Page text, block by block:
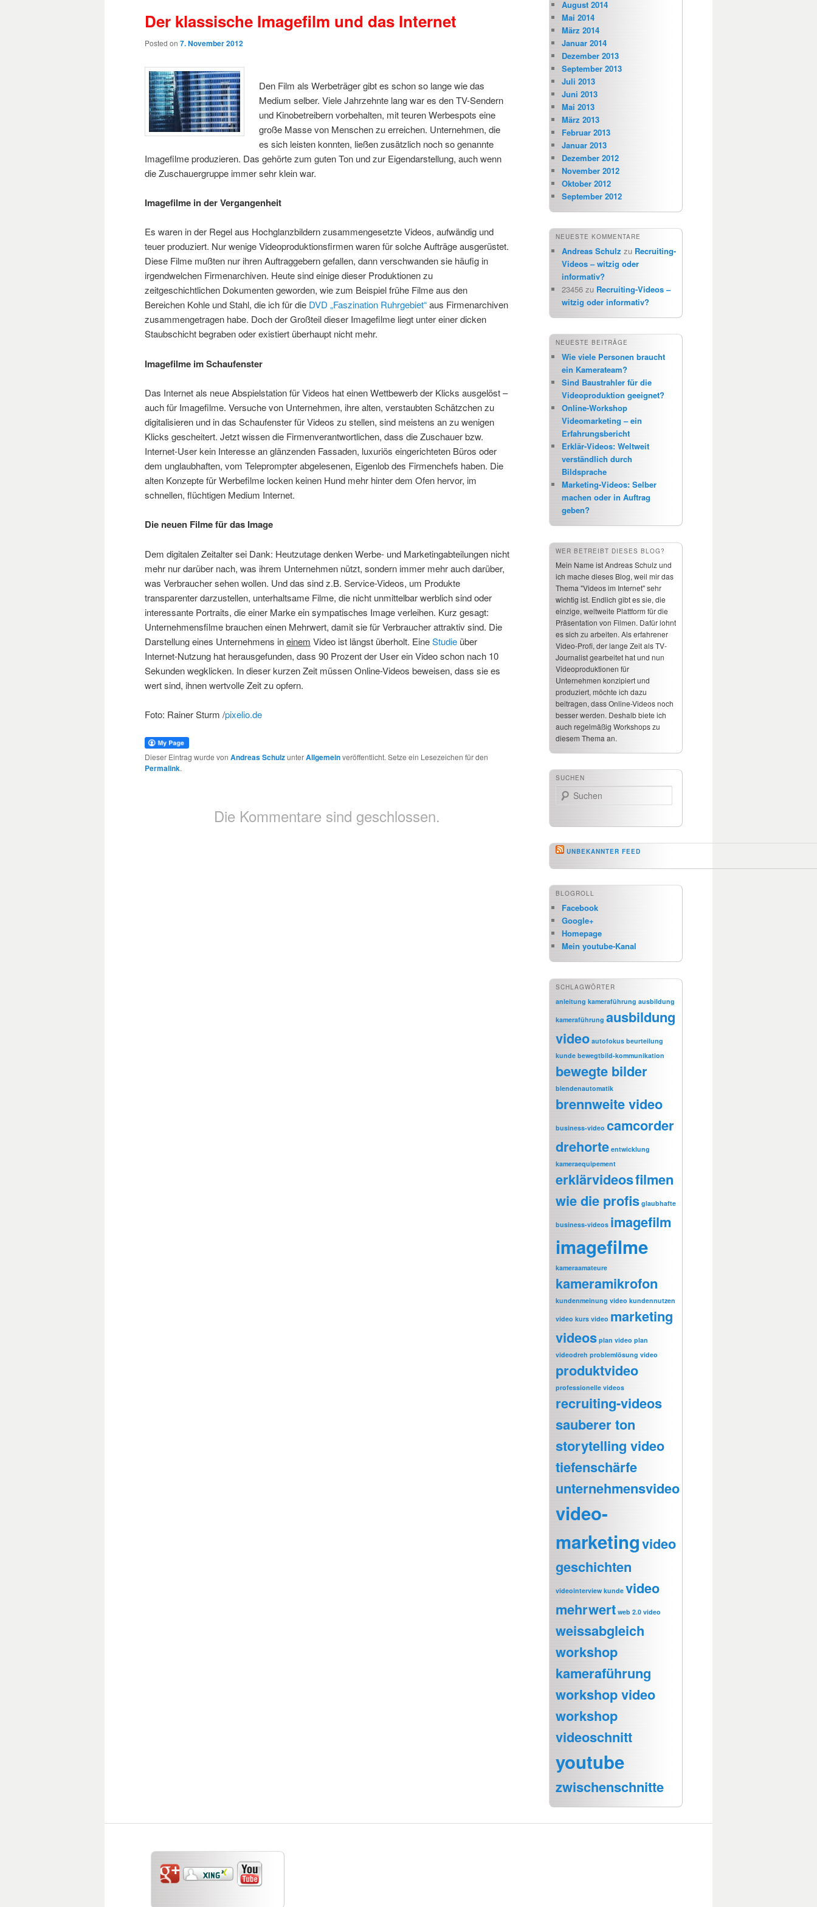
Der klassische Imagefilm und das Internet
Posted on 7. November 2012
Den Film als Werbeträger gibt es schon so lange wie das
Medium selber. Viele Jahrzehnte lang war es den TV-Sendern
und Kinobetreibern vorbehalten, mit teuren Werbespots eine
große Masse von Menschen zu erreichen. Unternehmen, die
es sich leisten konnten, ließen zusätzlich noch so genannte
Imagefilme produzieren. Das gehörte zum guten Ton und zur Eigendarstellung, auch wenn
die Zuschauergruppe immer sehr klein war.
Imagefilme in der Vergangenheit
Es waren in der Regel aus Hochglanzbildern zusammengesetzte Videos, aufwändig und
teuer produziert. Nur wenige Videoproduktionsfirmen waren für solche Aufträge ausgerüstet.
Diese Filme mußten nur ihren Auftraggebern gefallen, dann verschwanden sie häufig in
irgendwelchen Firmenarchiven. Heute sind einige dieser Produktionen zu
zeitgeschichtlichen Dokumenten geworden, wie zum Beispiel frühe Filme aus den
Bereichen Kohle und Stahl, die ich für die DVD „Faszination Ruhrgebiet“aus Firmenarchiven
zusammengetragen habe. Doch der Großteil dieser Imagefilme liegt unter einer dicken
Staubschicht begraben oder existiert überhaupt nicht mehr.
Imagefilme im Schaufenster
Das Internet als neue Abspielstation für Videos hat einen Wettbewerb der Klicks ausgelöst –
auch für Imagefilme. Versuche von Unternehmen, ihre alten, verstaubten Schätzchen zu
digitalisieren und in das Schaufenster für Videos zu stellen, sind meistens an zu wenigen
Klicks gescheitert. Jetzt wissen die Firmenverantwortlichen, dass die Zuschauer bzw.
Internet-User kein Interesse an glänzenden Fassaden, luxuriös eingerichteten Büros oder
dem unglaubhaften, vom Teleprompter abgelesenen, Eigenlob des Firmenchefs haben. Die
alten Konzepte für Werbefilme locken keinen Hund mehr hinter dem Ofen hervor, im
schnellen, flüchtigen Medium Internet.
Die neuen Filme für das Image
Dem digitalen Zeitalter sei Dank: Heutzutage denken Werbe- und Marketingabteilungen nicht
mehr nur darüber nach, was ihrem Unternehmen nützt, sondern immer mehr auch darüber,
was Verbraucher sehen wollen. Und das sind z.B. Service-Videos, um Produkte
transparenter darzustellen, unterhaltsame Filme, die nicht unmittelbar werblich sind oder
interessante Portraits, die einer Marke ein sympatisches Image verleihen. Kurz gesagt:
Unternehmensfilme brauchen einen Mehrwert, damit sie für Verbraucher attraktiv sind. Die
Darstellung eines Unternehmens ineinem Video ist längst überholt. EineStudie über
Internet-Nutzung hat herausgefunden, dass 90 Prozent der User ein Video schon nach 10
Sekunden wegklicken. In dieser kurzen Zeit müssen Online-Videos beweisen, dass sie es
wert sind, ihnen wertvolle Zeit zu opfern.
Foto: Rainer Sturm /pixelio.de
Dieser Eintrag wurde von Andreas SchulzunterAllgemeinveröffentlicht. Setze ein Lesezeichen für den
Permalink.
Die Kommentare sind geschlossen.
August 2014
Mai 2014
März 2014
Januar 2014
Dezember 2013
September 2013
Juli 2013
Juni 2013
Mai 2013
März 2013
Februar 2013
Januar 2013
Dezember 2012
November 2012
Oktober 2012
September 2012
NEUESTE KOMMENTARE
Andreas Schulz zu Recruiting-
Videos – witzig oder
informativ?
23456 zu Recruiting-Videos –
witzig oder informativ?
NEUESTE BEITRÄGE
Wie viele Personen braucht
ein Kamerateam?
Sind Baustrahler für die
Videoproduktion geeignet?
Online-Workshop
Videomarketing – ein
Erfahrungsbericht
Erklär-Videos: Weltweit
verständlich durch
Bildsprache
Marketing-Videos: Selber
machen oder in Auftrag
geben?
WER BETREIBT DIESES BLOG?
Mein Name ist Andreas Schulz und
ich mache dieses Blog, weil mir das
Thema "Videos im Internet" sehr
wichtig ist. Endlich gibt es sie, die
einzige, weltweite Plattform für die
Präsentation von Filmen. Dafür lohnt
es sich zu arbeiten. Als erfahrener
Video-Profi, der lange Zeit als TV-
Journalist gearbeitet hat und nun
Videoproduktionen für
Unternehmen konzipiert und
produziert, möchte ich dazu
beitragen, dass Online-Videos noch
besser werden. Deshalb biete ich
auch regelmäßig Workshops zu
diesem Thema an.
SUCHEN
Suchen
UNBEKANNTER FEED
BLOGROLL
Facebook
Google+
Homepage
Mein youtube-Kanal
SCHLAGWÖRTER
anleitung kameraführung ausbildung
kameraführung ausbildung
video autofokus beurteilung
kunde bewegtbild-kommunikation
bewegte bilder
blendenautomatik
brennweite video
business-video camcorder
drehorte entwicklung
kameraequipement
erklärvideosfilmen
wie die profis glaubhafte
business-videos imagefilm
imagefilme
kameraamateure
kameramikrofon
kundenmeinung video kundennutzen
video kurs video marketing
videos plan video plan
videodreh problemlösung video
produktvideo
professionelle videos
recruiting-videos
sauberer ton
storytelling video
tiefenschärfe
unternehmensvideo
video-
marketingvideo
geschichten
videointerview kunde video
mehrwert web 2.0 video
weissabgleich
workshop
kameraführung
workshop video
workshop
videoschnitt
youtube
zwischenschnitte